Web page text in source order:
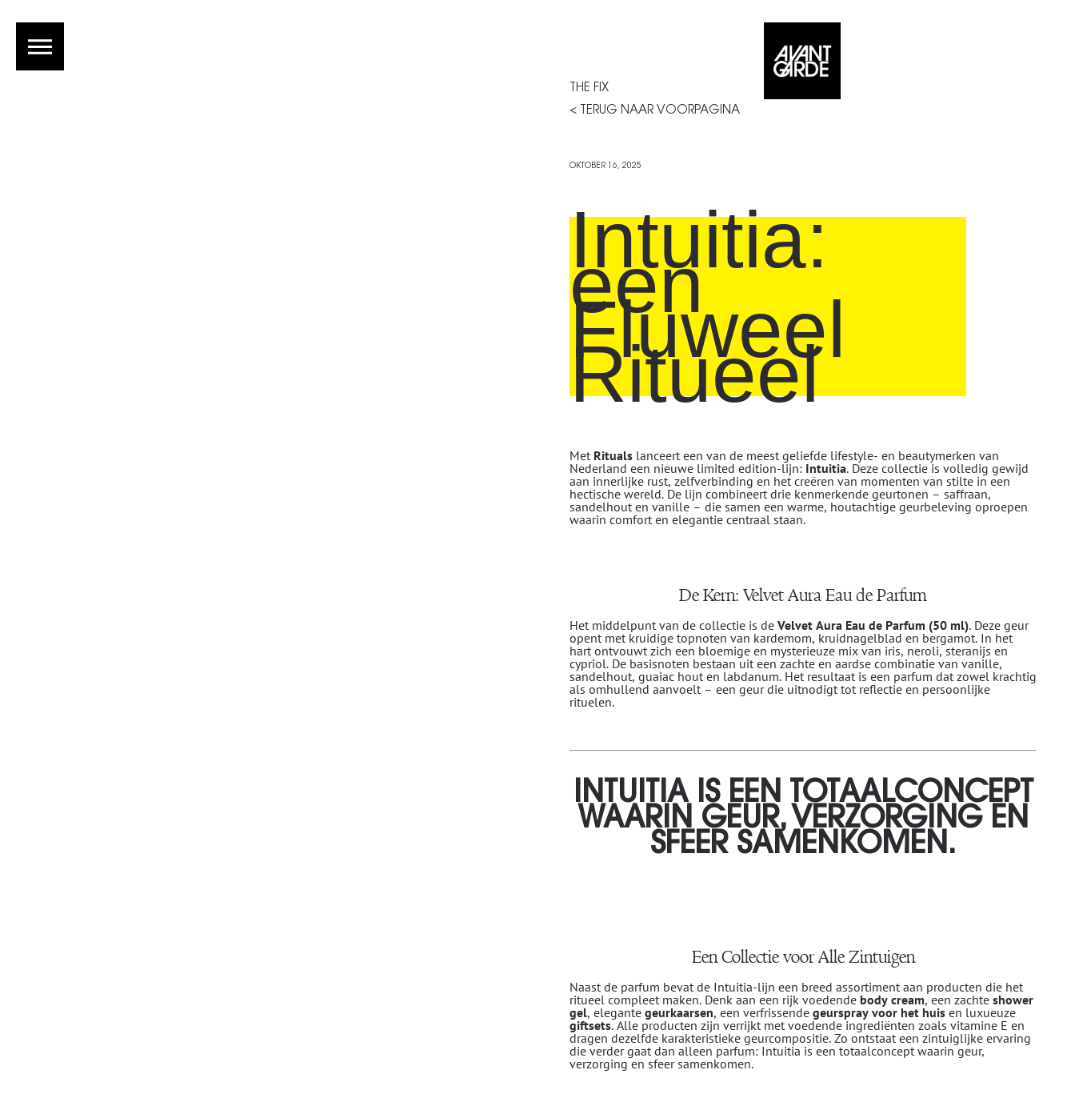
THE FIX
< TERUG NAAR VOORPAGINA
OKTOBER 16, 2025
Intuitia:
een
Fluweel
Ritueel
Met Rituals lanceert een van de meest geliefde lifestyle- en beautymerken van
Nederland een nieuwe limited edition-lijn: Intuitia. Deze collectie is volledig gewijd
aan innerlijke rust, zelfverbinding en het creëren van momenten van stilte in een
hectische wereld. De lijn combineert drie kenmerkende geurtonen – saffraan,
sandelhout en vanille – die samen een warme, houtachtige geurbeleving oproepen
waarin comfort en elegantie centraal staan.
De Kern: Velvet Aura Eau de Parfum
Het middelpunt van de collectie is de Velvet Aura Eau de Parfum (50 ml). Deze geur
opent met kruidige topnoten van kardemom, kruidnagelblad en bergamot. In het
hart ontvouwt zich een bloemige en mysterieuze mix van iris, neroli, steranijs en
cypriol. De basisnoten bestaan uit een zachte en aardse combinatie van vanille,
sandelhout, guaiac hout en labdanum. Het resultaat is een parfum dat zowel krachtig
als omhullend aanvoelt – een geur die uitnodigt tot reflectie en persoonlijke
rituelen.
INTUITIA IS EEN TOTAALCONCEPT
WAARIN GEUR, VERZORGING EN
SFEER SAMENKOMEN.
Een Collectie voor Alle Zintuigen
Naast de parfum bevat de Intuitia-lijn een breed assortiment aan producten die het
ritueel compleet maken. Denk aan een rijk voedende body cream, een zachte shower
gel, elegante geurkaarsen, een verfrissende geurspray voor het huis en luxueuze
giftsets. Alle producten zijn verrijkt met voedende ingrediënten zoals vitamine E en
dragen dezelfde karakteristieke geurcompositie. Zo ontstaat een zintuiglijke ervaring
die verder gaat dan alleen parfum: Intuitia is een totaalconcept waarin geur,
verzorging en sfeer samenkomen.